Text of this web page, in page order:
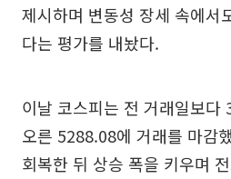
제시하며 변동성 장세 속에서
다는 평가를 내놨다.
이날 코스피는 전 거래일보
오른 5288.08에 거래를 마감
회복한 뒤 상승 폭을 키우며